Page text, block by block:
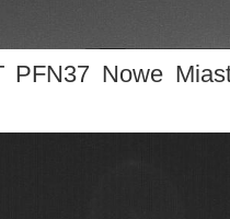
PFN37 Nowe